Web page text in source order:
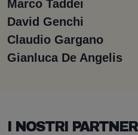
Marco Taddei
David Genchi
Claudio Gargano
Gianluca De Angelis
I NOSTRI PARTNER